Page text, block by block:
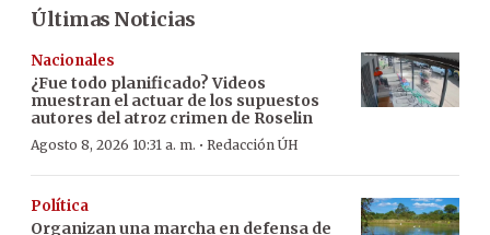
Últimas Noticias
Nacionales
¿Fue todo planificado? Videos
muestran el actuar de los supuestos
autores del atroz crimen de Roselin
Agosto 8, 2026 10:31 a. m. · Redacción ÚH
Política
Organizan una marcha en defensa de